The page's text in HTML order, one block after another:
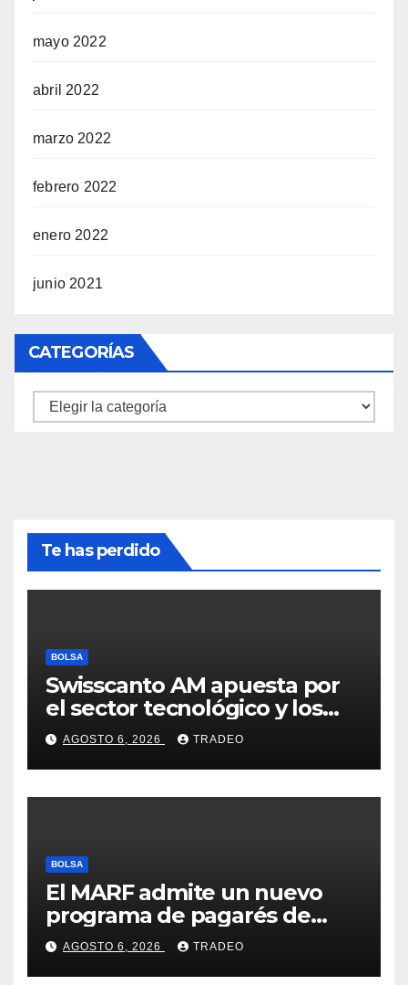
mayo 2022
abril 2022
marzo 2022
febrero 2022
enero 2022
junio 2021
CATEGORÍAS
Categorías
Te has perdido
BOLSA
Swisscanto AM apuesta por
el sector tecnológico y los
valores cíclicos para ganar en
bolsa
AGOSTO 6, 2026 TRADEO
BOLSA
El MARF admite un nuevo
programa de pagarés de
Seresco por 20 millones de
euros
AGOSTO 6, 2026 TRADEO